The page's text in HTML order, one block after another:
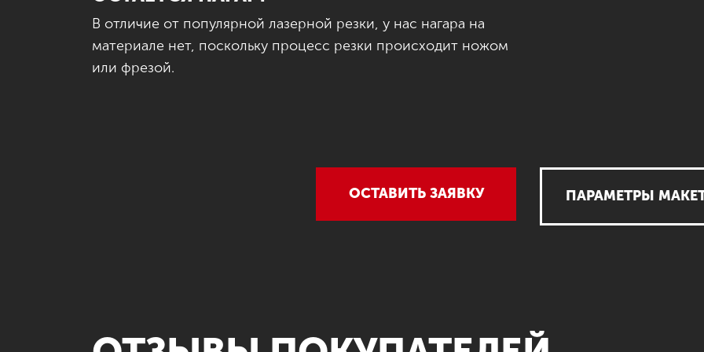
В отличие от популярной лазерной резки, у нас нагара на
материале нет, поскольку процесс резки происходит ножом
или фрезой.
ОСТАВИТЬ ЗАЯВКУ ПАРАМЕТРЫ